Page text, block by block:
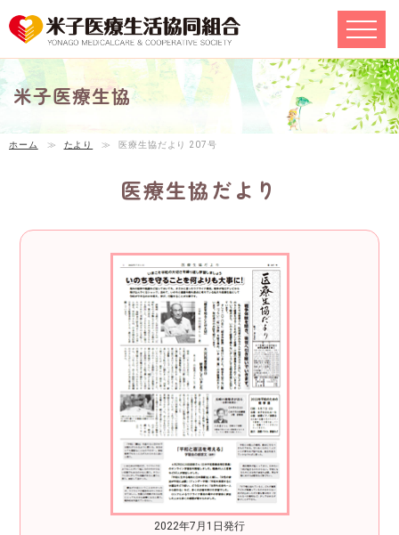
米子医療生協
ホーム ≫ たより ≫ 医療生協だより 207号
医療生協だより
2022年7月1日発行